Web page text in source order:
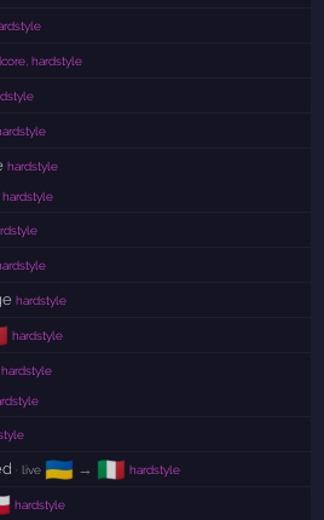
hardstyle
hardstyle
hardstyle
hardstyle
hardstyle
hardstyle
· live 🇺🇦 → 🇮🇹 hardstyle
hardstyle